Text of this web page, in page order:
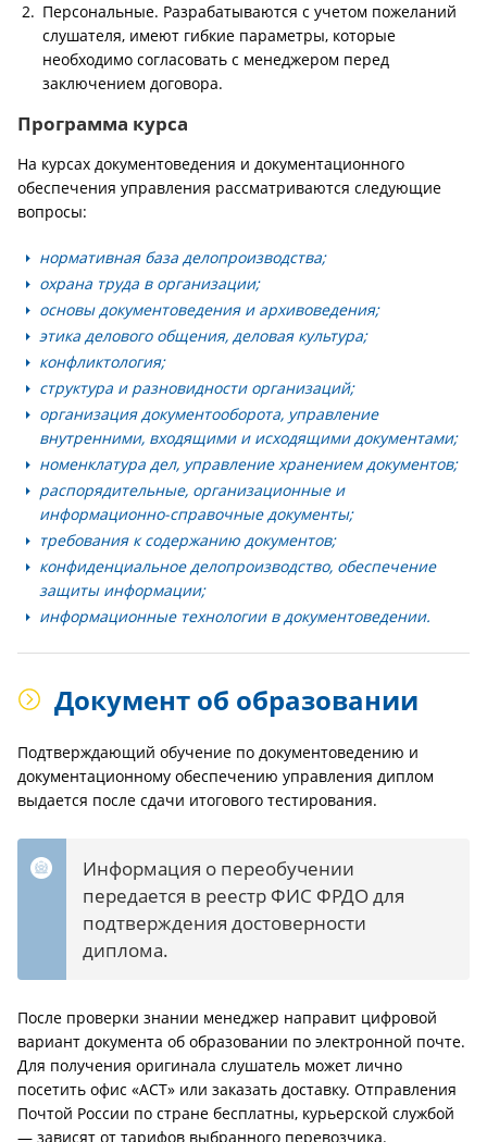
Персональные. Разрабатываются с учетом пожеланий
слушателя, имеют гибкие параметры, которые
необходимо согласовать с менеджером перед
заключением договора.
Программа курса
На курсах документоведения и документационного
обеспечения управления рассматриваются следующие
вопросы:
нормативная база делопроизводства;
охрана труда в организации;
основы документоведения и архивоведения;
этика делового общения, деловая культура;
конфликтология;
структура и разновидности организаций;
организация документооборота, управление
внутренними, входящими и исходящими документами;
номенклатура дел, управление хранением документов;
распорядительные, организационные и
информационно-справочные документы;
требования к содержанию документов;
конфиденциальное делопроизводство, обеспечение
защиты информации;
информационные технологии в документоведении.
Документ об образовании
Подтверждающий обучение по документоведению и
документационному обеспечению управления диплом
выдается после сдачи итогового тестирования.
Информация о переобучении
передается в реестр ФИС ФРДО для
подтверждения достоверности
диплома.
После проверки знании менеджер направит цифровой
вариант документа об образовании по электронной почте.
Для получения оригинала слушатель может лично
посетить офис «АСТ» или заказать доставку. Отправления
Почтой России по стране бесплатны, курьерской службой
— зависят от тарифов выбранного перевозчика.